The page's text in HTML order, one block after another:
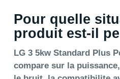
Pour quelle
produit est-il
LG 3 5kw Standard Plus
compare sur la